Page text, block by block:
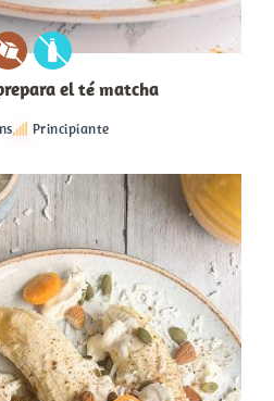
el té matcha
Principiante